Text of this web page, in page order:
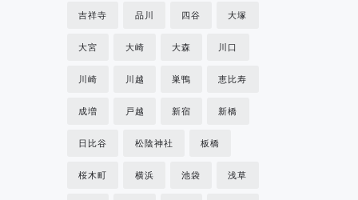
吉祥寺 品川 四谷 大塚
大宮 大崎 大森 川口
川崎 川越 巣鴨 恵比寿
成増 戸越 新宿 新橋
日比谷 松陰神社 板橋
桜木町 横浜 池袋 浅草